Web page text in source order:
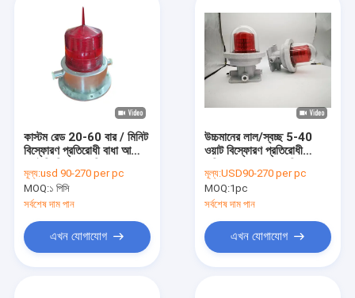
কাস্টম রেড 20-60 বার / মিনিট
বিস্ফোরণ প্রতিরোধী বাধা আলো
প্রতিরোধী বিমান
মূল্য:usd 90-270 per pc
MOQ:১ পিসি
সর্বশেষ দাম পান
এখন যোগাযোগ
উচ্চমানের লাল/স্বচ্ছ 5-40
ওয়াট বিস্ফোরণ প্রতিরোধী
এলাকার জন্য বিমান সতর্কতা
হালকা
মূল্য:USD90-270 per pc
MOQ:1pc
সর্বশেষ দাম পান
এখন যোগাযোগ